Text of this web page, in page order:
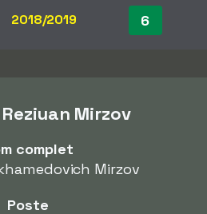
2018/2019 6
Mirzov
complet
Mirzov
Poste